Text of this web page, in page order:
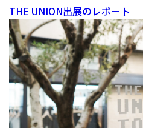
THE UNION出展のレポート